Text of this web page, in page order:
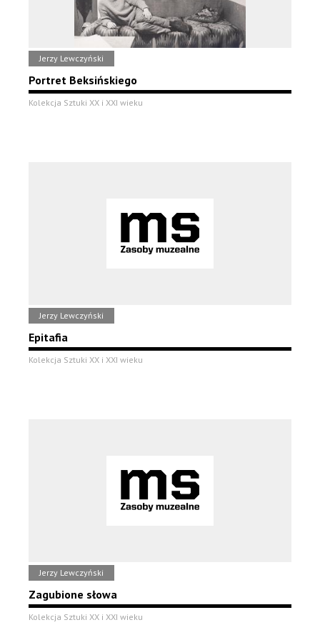
Jerzy Lewczyński
Portret Beksińskiego
Kolekcja Sztuki XX i XXI wieku
Jerzy Lewczyński
Epitafia
Kolekcja Sztuki XX i XXI wieku
Jerzy Lewczyński
Zagubione słowa
Kolekcja Sztuki XX i XXI wieku